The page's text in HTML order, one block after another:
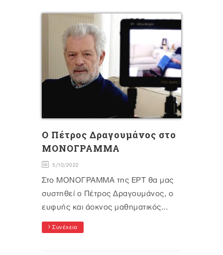
Ο Πέτρος Δραγουμάνος στο
ΜΟΝΟΓΡΑΜΜΑ
5/10/2022
Στο ΜΟΝΟΓΡΑΜΜΑ της ΕΡΤ θα μας
συστηθεί ο Πέτρος Δραγουμάνος, ο
ευφυής και άοκνος μαθηματικός...
Συνέχεια